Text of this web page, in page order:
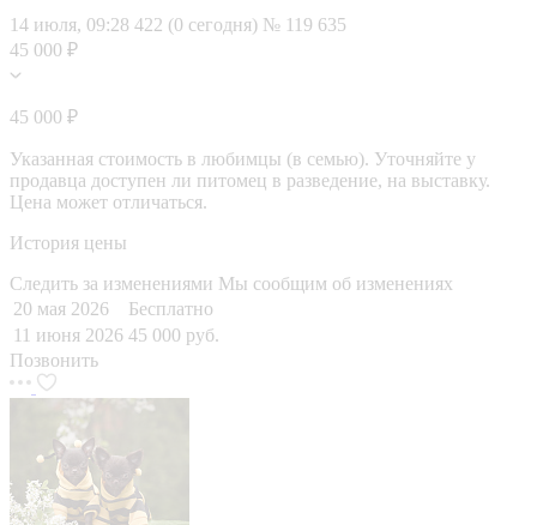
14 июля, 09:28 422 (0 сегодня) № 119 635
45 000 ₽
45 000 ₽
Указанная стоимость в любимцы (в семью). Уточняйте у
продавца доступен ли питомец в разведение, на выставку.
Цена может отличаться.
История цены
Следить за изменениями Мы сообщим об изменениях
20 мая 2026
Бесплатно
11 июня 2026 45 000 руб.
Позвонить